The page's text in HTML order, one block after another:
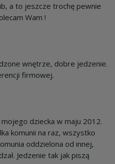
a to jeszcze trochę pewnie
Wam !
wnętrze, dobre jedzenie.
firmowej.
dziecka w maju 2012.
komunii na raz, wszystko
oddzielona od innej,
Jedzenie tak jak piszą